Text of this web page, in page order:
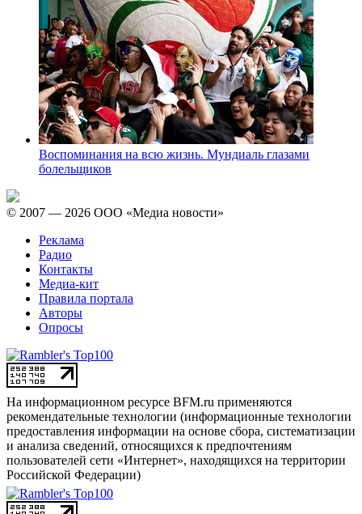
Воспоминания на всю жизнь. Мундиаль глазами
болельщиков
© 2007 — 2026 ООО «Медиа новости»
Реклама
Радио
Контакты
Медиа-кит
Правила портала
Авторы
Опросы
На информационном ресурсе BFM.ru применяются
рекомендательные технологии (информационные технологии
предоставления информации на основе сбора, систематизации
и анализа сведений, относящихся к предпочтениям
пользователей сети «Интернет», находящихся на территории
Российской Федерации)